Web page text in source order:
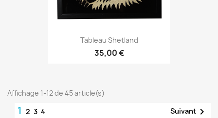
Tableau Shetland
35,00 €
Affichage 1-12 de 45 article(s)
1 2 3 4 Suivant 